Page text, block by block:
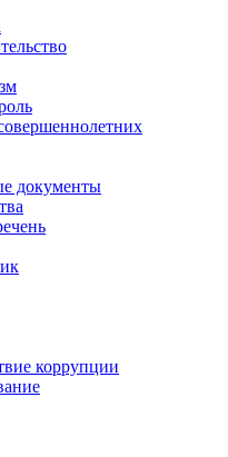
документы
коррупции